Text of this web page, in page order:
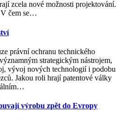
zcela nové možnosti projektování.
čem se…
právní ochranu technického
strategickým nástrojem,
vývoj nových technologií i podobu
Jakou roli hrají patentové války
…
výrobu zpět do Evropy